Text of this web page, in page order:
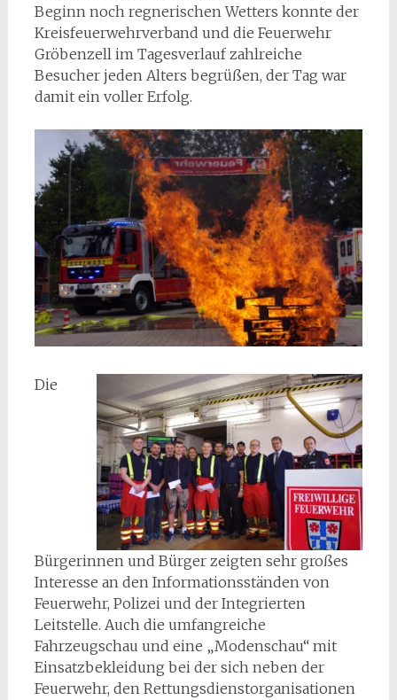
Beginn noch regnerischen Wetters konnte der
Kreisfeuerwehrverband und die Feuerwehr
Gröbenzell im Tagesverlauf zahlreiche
Besucher jeden Alters begrüßen, der Tag war
damit ein voller Erfolg.
Die
Bürgerinnen und Bürger zeigten sehr großes
Interesse an den Informationsständen von
Feuerwehr, Polizei und der Integrierten
Leitstelle. Auch die umfangreiche
Fahrzeugschau und eine „Modenschau“ mit
Einsatzbekleidung bei der sich neben der
Feuerwehr, den Rettungsdienstorganisationen